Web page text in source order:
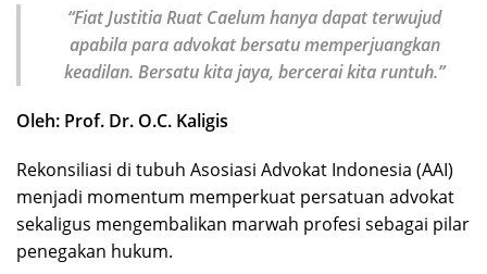
“Fiat Justitia Ruat Caelum hanya dapat terwujud
apabila para advokat bersatu memperjuangkan
keadilan. Bersatu kita jaya, bercerai kita runtuh.”
Oleh: Prof. Dr. O.C. Kaligis
Rekonsiliasi di tubuh Asosiasi Advokat Indonesia (AAI)
menjadi momentum memperkuat persatuan advokat
sekaligus mengembalikan marwah profesi sebagai pilar
penegakan hukum.